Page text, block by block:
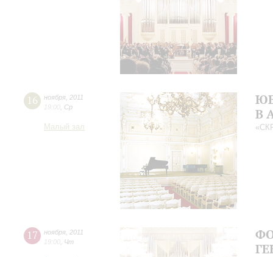
16 ноября 2011
19:00 Ср
Малый зал
В
17 ноября 2011
19:00 Чт